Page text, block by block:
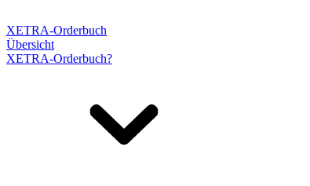
XETRA-Orderbuch
Übersicht
XETRA-Orderbuch?